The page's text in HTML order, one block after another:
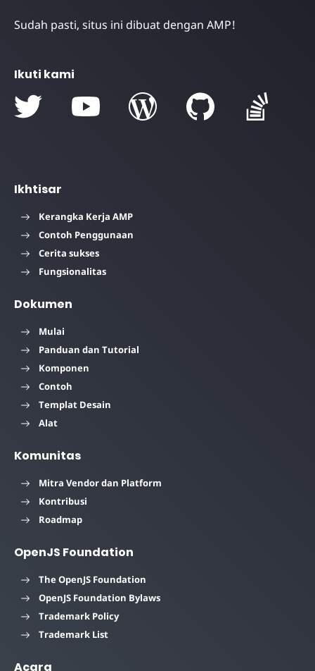
Sudah pasti, situs ini dibuat dengan AMP!
Ikuti kami
Ikhtisar
Kerangka Kerja AMP
Contoh Penggunaan
Cerita sukses
Fungsionalitas
Dokumen
Mulai
Panduan dan Tutorial
Komponen
Contoh
Templat Desain
Alat
Komunitas
Mitra Vendor dan Platform
Kontribusi
Roadmap
OpenJS Foundation
The OpenJS Foundation
OpenJS Foundation Bylaws
Trademark Policy
Trademark List
Acara